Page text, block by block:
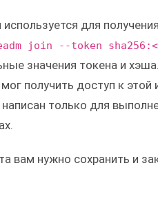
для
join --token
значения токена и
получить доступ к
только для
вам нужно сохранить и